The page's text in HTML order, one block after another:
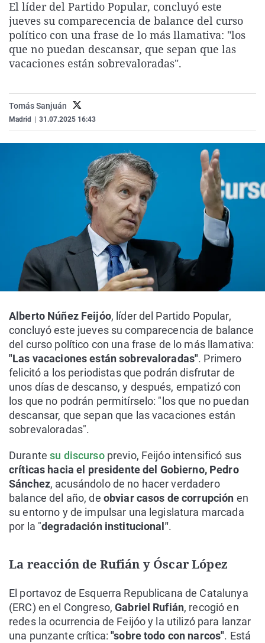
La rosa de los vientos
Gente viajera
Como el perro y el
Caso
Retornados
Equipo de
Extremadura
Galicia
La Rioja
País Vasco
Virales
Televisión
Elecciones
El líder del Partido Popular, concluyó este
jueves su comparecencia de balance del curso
político con una frase de lo más llamativa: "los
que no puedan descansar, que sepan que las
vacaciones están sobrevaloradas".
Tomás Sanjuán
Madrid 31.07.2025 16:43
Alberto Núñez Feijóo, líder del Partido Popular,
concluyó este jueves su comparecencia de balance
del curso político con una frase de lo más llamativa:
"Las vacaciones están sobrevaloradas". Primero
felicitó a los periodistas que podrán disfrutar de
unos días de descanso, y después, empatizó con
los que no podrán permitírselo: "los que no puedan
descansar, que sepan que las vacaciones están
sobrevaloradas".
Durante su discursoprevio, Feijóo intensificó sus
críticas hacia el presidente del Gobierno, Pedro
Sánchez, acusándolo de no hacer verdadero
balance del año, de obviar casos de corrupción en
su entorno y de impulsar una legislatura marcada
por la "degradación institucional".
La reacción de Rufián y Óscar López
El portavoz de Esquerra Republicana de Catalunya
(ERC) en el Congreso,Gabriel Rufián, recogió en
redes la ocurrencia de Feijóo y la utilizó para lanzar
una punzante crítica: "sobre todo con narcos". Está